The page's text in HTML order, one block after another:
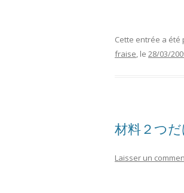
Cette entrée a été
fraise, le 28/03/
材料２つ
Laisser un